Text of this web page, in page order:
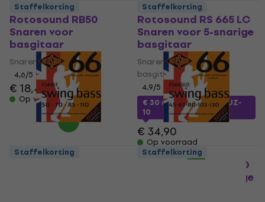
Rotosound RB50
Snaren voor
basgitaar
Snaren voor basgitaar
4,6/5
€ 18,40
Op voorraad
Rotosound RS 665 LC
Snaren voor 5-snarige
basgitaar
Snaren voor 5-snarige
basgitaar
4,9/5
€ 30 met codeMUZMUZ-
10
€ 34,90
Op voorraad
Staffelkorting Staffelkorting
Rotosound RS 665 LD
Snaren voor 5-snarige
Staffelkorting Staffelkorting